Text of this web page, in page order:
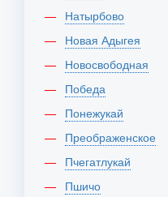
Натырбово
Новая Адыгея
Новосвободная
Победа
Понежукай
Преображенское
Пчегатлукай
Пшичо